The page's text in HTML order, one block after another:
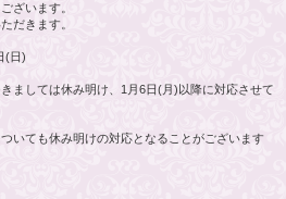
ざいます。
だきます。
(日)
ましては休み明け、1月6日(月)以降に対応させて
いても休み明けの対応となることがございます